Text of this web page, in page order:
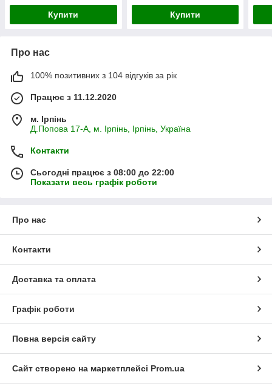
Купити Купити
Про нас
100% позитивних з 104 відгуків за рік
Працює з 11.12.2020
м. Ірпінь
Д.Попова 17-А, м. Ірпінь, Ірпінь, Україна
Контакти
Сьогодні працює з 08:00 до 22:00
Показати весь графік роботи
Про нас
Контакти
Доставка та оплата
Графік роботи
Повна версія сайту
Сайт створено на маркетплейсі Prom.ua